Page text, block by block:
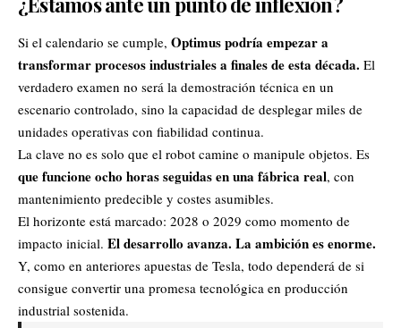
Si el calendario se cumple, Optimus podría empezar a
transformar procesos industriales a finales de esta década. El
verdadero examen no será la demostración técnica en un
escenario controlado, sino la capacidad de desplegar miles de
unidades operativas con fiabilidad continua.
La clave no es solo que el robot camine o manipule objetos. Es
que funcione ocho horas seguidas en una fábrica real, con
mantenimiento predecible y costes asumibles.
El horizonte está marcado: 2028 o 2029 como momento de
impacto inicial. El desarrollo avanza. La ambición es enorme.
Y, como en anteriores apuestas de Tesla, todo dependerá de si
consigue convertir una promesa tecnológica en producción
industrial sostenida.